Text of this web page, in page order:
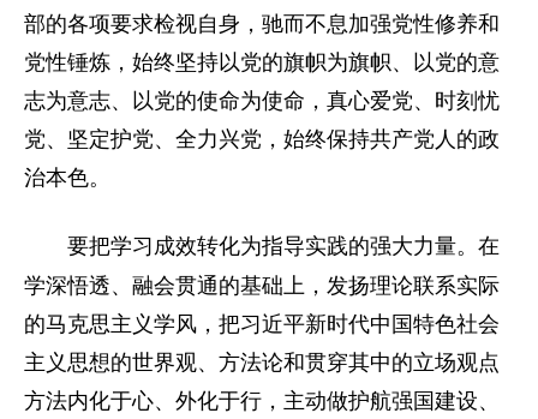
部的各项要求检视自身，驰而不息加强党性修养和
党性锤炼，始终坚持以党的旗帜为旗帜、以党的意
志为意志、以党的使命为使命，真心爱党、时刻忧
党、坚定护党、全力兴党，始终保持共产党人的政
治本色。
要把学习成效转化为指导实践的强大力量。 在
学深悟透、融会贯通的基础上，发扬理论联系实际
的马克思主义学风，把习近平新时代中国特色社会
主义思想的世界观、方法论和贯穿其中的立场观点
方法内化于心、外化于行，主动做护航强国建设、